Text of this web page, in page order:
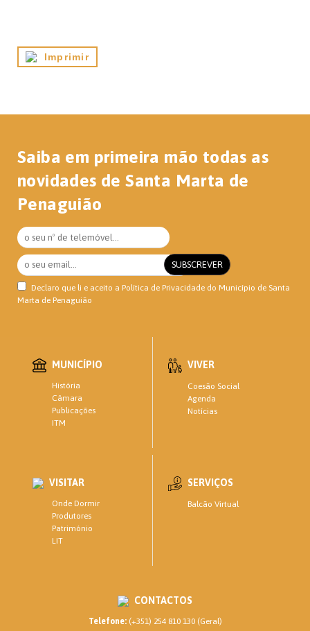
Imprimir
Saiba em primeira mão todas as
novidades de Santa Marta de
Penaguião
Declaro que li e aceito a Política de Privacidade do Município de Santa
Marta de Penaguião
MUNICÍPIO
História
Câmara
Publicações
ITM
VIVER
Coesão Social
Agenda
Notícias
VISITAR
Onde Dormir
Produtores
Património
LIT
SERVIÇOS
Balcão Virtual
CONTACTOS
Telefone:(+351) 254 810 130 (Geral)